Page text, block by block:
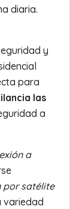
diaria.
y
para
las
a
a
por satélite
variedad